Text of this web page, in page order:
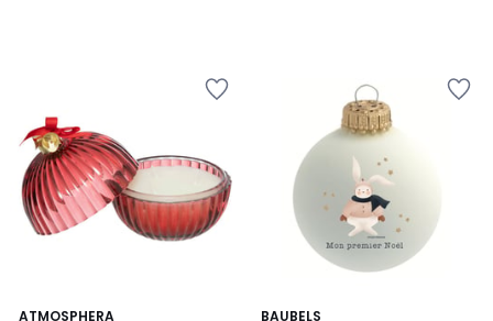
ATMOSPHERA
BAUBELS